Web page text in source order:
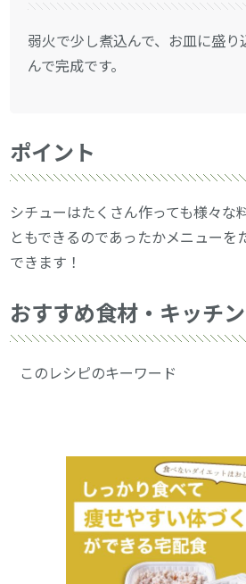
弱火で少し煮込んで、お皿に盛り
んで完成です。
ポイント
シチューはたくさん作っても様々な
ともできるのであったかメニューを
できます！
おすすめ食材・キッチ
このレシピのキーワード